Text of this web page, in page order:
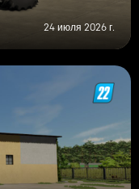
24 июля 2026 г.